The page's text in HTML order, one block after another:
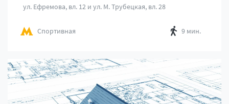
ул. Ефремова, вл. 12 и ул. М. Трубецкая, вл. 28
Спортивная 9 мин.